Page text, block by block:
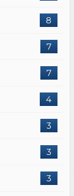
8
7
7
4
3
3
3